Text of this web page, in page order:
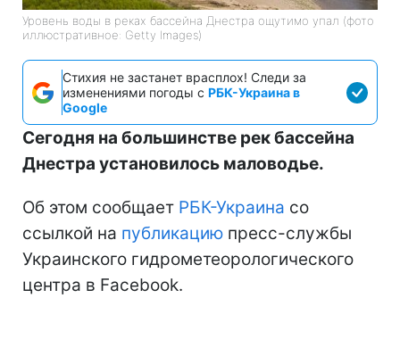
Уровень воды в реках бассейна Днестра ощутимо упал (фото
иллюстративное: Getty Images)
Стихия не застанет врасплох! Следи за
изменениями погоды с РБК-Украина в
Google
Сегодня на большинстве рек бассейна
Днестра установилось маловодье.
Об этом сообщает РБК-Украина со
ссылкой на публикацию пресс-службы
Украинского гидрометеорологического
центра в Facebook.